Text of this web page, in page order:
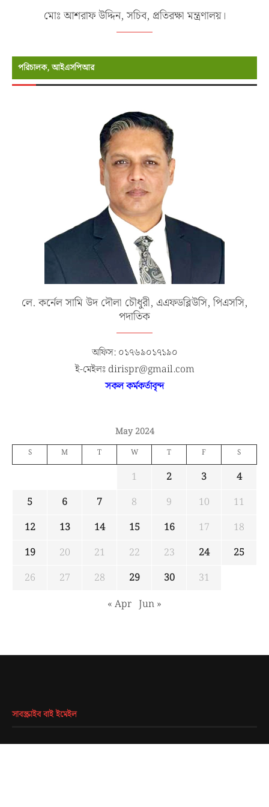
মোঃ আশরাফ উদ্দিন, সচিব, প্রতিরক্ষা মন্ত্রণালয়।
পরিচালক, আইএসপিআর
লে. কর্নেল সামি উদ দৌলা চৌধুরী, এএফডব্লিউসি, পিএসসি,
পদাতিক
অফিস: ০১৭৬৯০১৭১৯০
ই-মেইলঃ dirispr@gmail.com
সকল কর্মকর্তাবৃন্দ
May 2024
S M T W T F S
1 2 3
4
5
6 7 8 9 10
11
12
13 14 15 16 17
18
19
20 21 22 23 24
25
26
27 28 29 30
31
« Apr Jun »
সাবস্ক্রাইব বাই ইমেইল